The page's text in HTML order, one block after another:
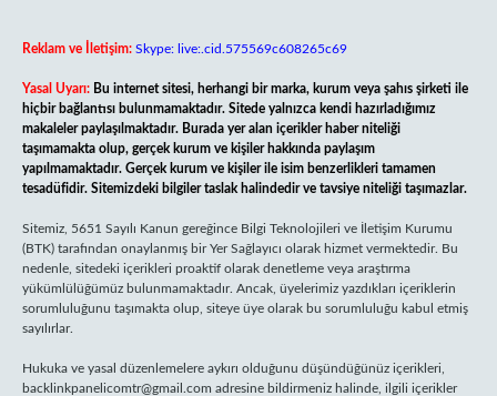
Reklam ve İletişim: Skype: live:.cid.575569c608265c69
Yasal Uyarı: Bu internet sitesi, herhangi bir marka, kurum veya şahıs şirketi ile
hiçbir bağlantısı bulunmamaktadır. Sitede yalnızca kendi hazırladığımız
makaleler paylaşılmaktadır. Burada yer alan içerikler haber niteliği
taşımamakta olup, gerçek kurum ve kişiler hakkında paylaşım
yapılmamaktadır. Gerçek kurum ve kişiler ile isim benzerlikleri tamamen
tesadüfidir. Sitemizdeki bilgiler taslak halindedir ve tavsiye niteliği taşımazlar.
Sitemiz, 5651 Sayılı Kanun gereğince Bilgi Teknolojileri ve İletişim Kurumu
(BTK) tarafından onaylanmış bir Yer Sağlayıcı olarak hizmet vermektedir. Bu
nedenle, sitedeki içerikleri proaktif olarak denetleme veya araştırma
yükümlülüğümüz bulunmamaktadır. Ancak, üyelerimiz yazdıkları içeriklerin
sorumluluğunu taşımakta olup, siteye üye olarak bu sorumluluğu kabul etmiş
sayılırlar.
Hukuka ve yasal düzenlemelere aykırı olduğunu düşündüğünüz içerikleri,
backlinkpanelicomtr@gmail.com adresine bildirmeniz halinde, ilgili içerikler